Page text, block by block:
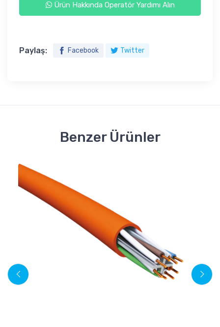
Ürün Hakkında Operatör Yardımı Alın
Paylaş: Facebook Twitter
Benzer Ürünler